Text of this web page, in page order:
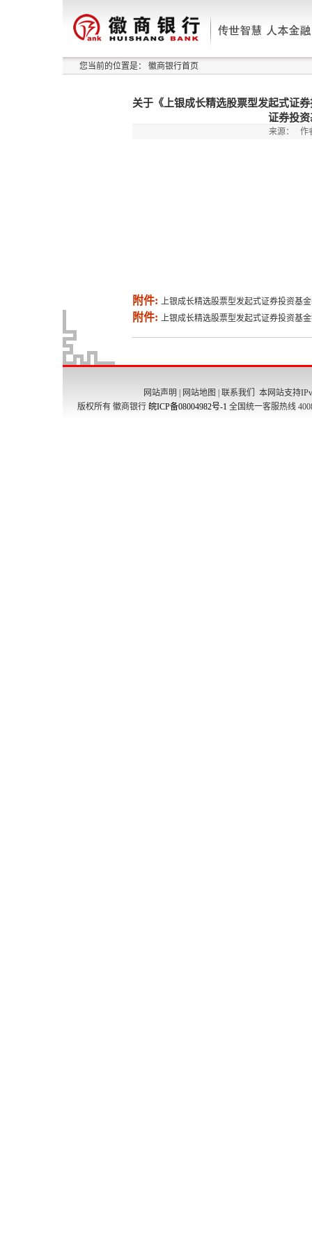
您当前的位置是： 徽商银行首页
关于《上银成长精选股票型发起式证
证券投
来源： 作
附件: 上银成长精选股票型发起式证券投资基
附件: 上银成长精选股票型发起式证券投资基
网站声明 网站地图 联系我们
本网站支持
版权所有 徽商银行 皖ICP备08004982号-1 全国统一客服热线